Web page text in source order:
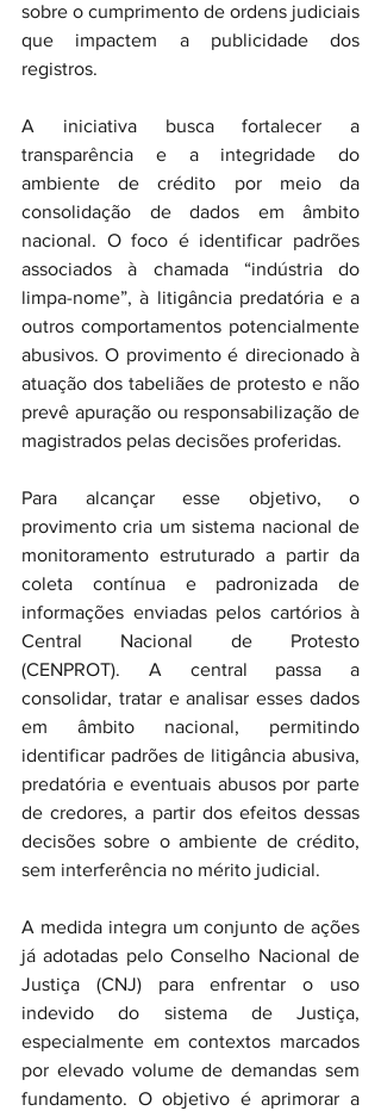
sobre o cumprimento de ordens judiciais
que impactem a publicidade dos
registros.
A iniciativa busca fortalecer a
transparência e a integridade do
ambiente de crédito por meio da
consolidação de dados em âmbito
nacional. O foco é identificar padrões
associados à chamada “indústria do
limpa-nome”, à litigância predatória e a
outros comportamentos potencialmente
abusivos. O provimento é direcionado à
atuação dos tabeliães de protesto e não
prevê apuração ou responsabilização de
magistrados pelas decisões proferidas.
Para alcançar esse objetivo, o
provimento cria um sistema nacional de
monitoramento estruturado a partir da
coleta contínua e padronizada de
informações enviadas pelos cartórios à
Central Nacional de Protesto
(CENPROT). A central passa a
consolidar, tratar e analisar esses dados
em âmbito nacional, permitindo
identificar padrões de litigância abusiva,
predatória e eventuais abusos por parte
de credores, a partir dos efeitos dessas
decisões sobre o ambiente de crédito,
sem interferência no mérito judicial.
A medida integra um conjunto de ações
já adotadas pelo Conselho Nacional de
Justiça (CNJ) para enfrentar o uso
indevido do sistema de Justiça,
especialmente em contextos marcados
por elevado volume de demandas sem
fundamento. O objetivo é aprimorar a